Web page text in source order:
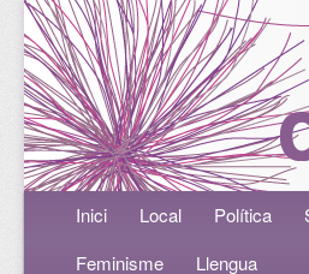
Menú principalAneu al contingut principal
Aneu al contingut secundari
Inici Local Política
Feminisme
Llengua